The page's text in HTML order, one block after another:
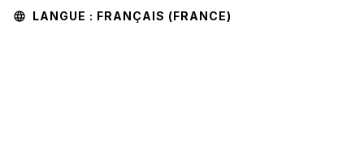
language LANGUE : FRANÇAIS (FRANCE)